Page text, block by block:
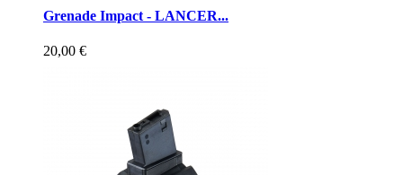
Grenade Impact - LANCER...
20,00 €